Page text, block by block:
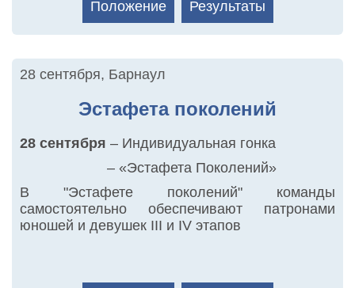
Положение Результаты
28 сентября, Барнаул
Эстафета поколений
28 сентября – Индивидуальная гонка
– «Эстафета Поколений»
В "Эстафете поколений" команды
самостоятельно обеспечивают патронами
юношей и девушек III и IV этапов